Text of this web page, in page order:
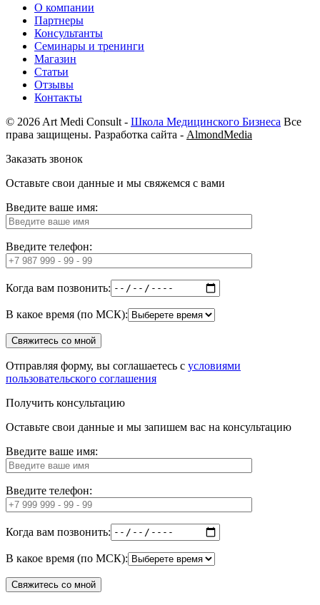
О компании
Партнеры
Консультанты
Семинары и тренинги
Магазин
Статьи
Отзывы
Контакты
© 2026 Art Medi Consult - Школа Медицинского Бизнеса Все
права защищены. Разработка сайта - AlmondMedia
Заказать звонок
Оставьте свои данные и мы свяжемся с вами
Введите ваше имя:
Введите телефон:
Когда вам позвонить:
В какое время (по МСК):
Отправляя форму, вы соглашаетесь с условиями
пользовательского соглашения
Получить консультацию
Оставьте свои данные и мы запишем вас на консультацию
Введите ваше имя:
Введите телефон:
Когда вам позвонить:
В какое время (по МСК):